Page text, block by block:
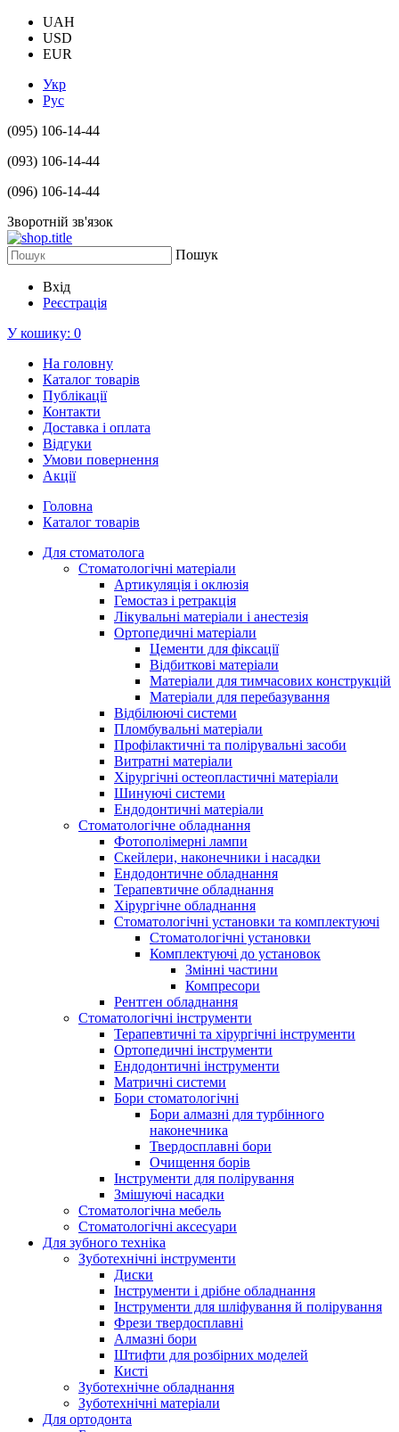
UAH
USD
EUR
Укр
Рус
(095) 106-14-44
(093) 106-14-44
(096) 106-14-44
Зворотній зв'язок
Пошук
Вхід
Реєстрація
У кошику: 0
На головну
Каталог товарів
Публікації
Контакти
Доставка і оплата
Відгуки
Умови повернення
Акції
Головна
Каталог товарів
Для стоматолога
Стоматологічні матеріали
Артикуляція і оклюзія
Гемостаз і ретракція
Лікувальні матеріали і анестезія
Ортопедичні матеріали
Цементи для фіксації
Відбиткові матеріали
Матеріали для тимчасових конструкцій
Матеріали для перебазування
Відбілюючі системи
Пломбувальні матеріали
Профілактичні та полірувальні засоби
Витратні матеріали
Хірургічні остеопластичні матеріали
Шинуючі системи
Ендодонтичні матеріали
Стоматологічне обладнання
Фотополімерні лампи
Скейлери, наконечники і насадки
Ендодонтичне обладнання
Терапевтичне обладнання
Хірургічне обладнання
Стоматологічні установки та комплектуючі
Стоматологічні установки
Комплектуючі до установок
Змінні частини
Компресори
Рентген обладнання
Стоматологічні інструменти
Терапевтичні та хірургічні інструменти
Ортопедичні інструменти
Ендодонтичні інструменти
Матричні системи
Бори стоматологічні
Бори алмазні для турбінного
наконечника
Твердосплавні бори
Очищення борів
Інструменти для полірування
Змішуючі насадки
Стоматологічна мебель
Стоматологічні аксесуари
Для зубного техніка
Зуботехнічні інструменти
Диски
Інструменти і дрібне обладнання
Інструменти для шліфування й полірування
Фрези твердосплавні
Алмазні бори
Штифти для розбірних моделей
Кисті
Зуботехнічне обладнання
Зуботехнічні матеріали
Для ортодонта